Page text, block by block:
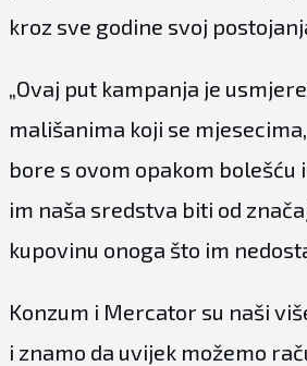
kroz sve godine svoj
„Ovaj put kampanja je
mališanima koji se
bore s ovom opakom bolešću
im naša sredstva biti od
kupovinu onoga što im
Konzum i Mercator su naši
i znamo da uvijek možemo